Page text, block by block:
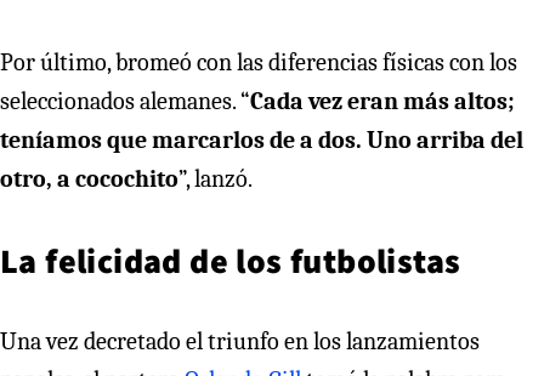
Por último, bromeó con las diferencias físicas con los
seleccionados alemanes. “Cada vez eran más altos;
teníamos que marcarlos de a dos. Uno arriba del
otro, a cocochito”, lanzó.
La felicidad de los futbolistas
Una vez decretado el triunfo en los lanzamientos